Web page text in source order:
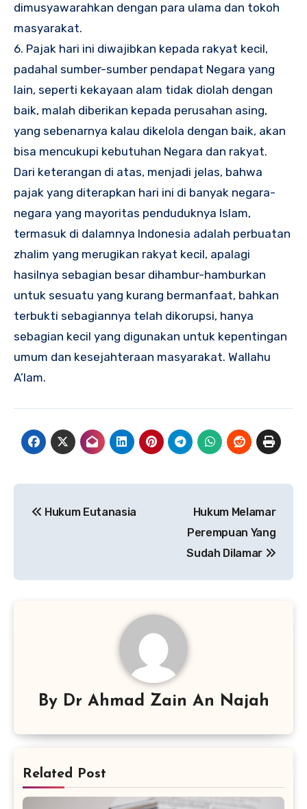
dimusyawarahkan dengan para ulama dan tokoh
masyarakat.
6. Pajak hari ini diwajibkan kepada rakyat kecil,
padahal sumber-sumber pendapat Negara yang
lain, seperti kekayaan alam tidak diolah dengan
baik, malah diberikan kepada perusahan asing,
yang sebenarnya kalau dikelola dengan baik, akan
bisa mencukupi kebutuhan Negara dan rakyat.
Dari keterangan di atas, menjadi jelas, bahwa
pajak yang diterapkan hari ini di banyak negara-
negara yang mayoritas penduduknya Islam,
termasuk di dalamnya Indonesia adalah perbuatan
zhalim yang merugikan rakyat kecil, apalagi
hasilnya sebagian besar dihambur-hamburkan
untuk sesuatu yang kurang bermanfaat, bahkan
terbukti sebagiannya telah dikorupsi, hanya
sebagian kecil yang digunakan untuk kepentingan
umum dan kesejahteraan masyarakat. Wallahu
A’lam.
Hukum Eutanasia
Hukum Melamar
Perempuan Yang
Sudah Dilamar
By Dr Ahmad Zain An Najah
Related Post